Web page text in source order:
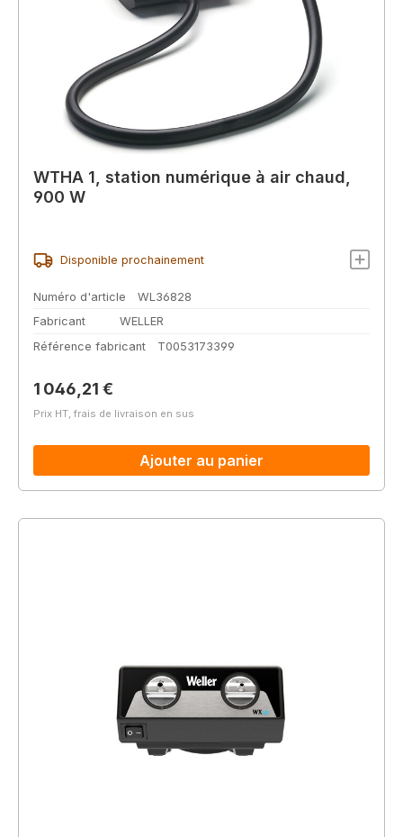
WTHA 1, station numérique à air chaud,
900 W
Disponible prochainement
Numéro d'article
WL36828
Fabricant
WELLER
Référence fabricant
T0053173399
Prix régulier :
1 046,21 €
Prix HT, frais de livraison en sus
Ajouter au panier